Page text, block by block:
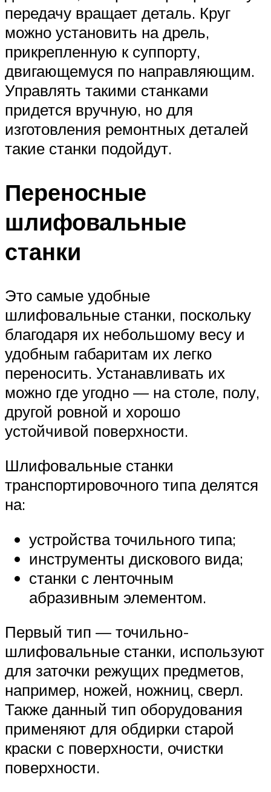
передачу вращает деталь. Круг
можно установить на дрель,
прикрепленную к суппорту,
двигающемуся по направляющим.
Управлять такими станками
придется вручную, но для
изготовления ремонтных деталей
такие станки подойдут.
Переносные
шлифовальные
станки
Это самые удобные
шлифовальные станки, поскольку
благодаря их небольшому весу и
удобным габаритам их легко
переносить. Устанавливать их
можно где угодно — на столе, полу,
другой ровной и хорошо
устойчивой поверхности.
Шлифовальные станки
транспортировочного типа делятся
на:
устройства точильного типа;
инструменты дискового вида;
станки с ленточным
абразивным элементом.
Первый тип — точильно-
шлифовальные станки, используют
для заточки режущих предметов,
например, ножей, ножниц, сверл.
Также данный тип оборудования
применяют для обдирки старой
краски с поверхности, очистки
поверхности.